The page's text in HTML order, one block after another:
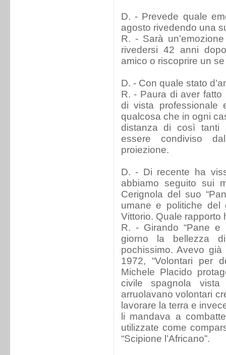
D. - Prevede quale
agosto rivedendo una
R. - Sarà
rivedersi 42 anni
amico o riscoprire un
D. - Con quale stato
R. - Paura di aver
di vista professionale
qualcosa che in ogni
distanza di così tanti
essere condiviso
proiezione.
D. - Di recente ha
abbiamo seguito sui
Cerignola del suo
umane e politiche del
Vittorio. Quale rapporto
R. - Girando “Pane e
giorno la bellezza
pochissimo. Avevo
1972, “Volontari per
Michele Placido
civile spagnola
arruolavano volontari
lavorare la terra e
li mandava a
utilizzate come
“Scipione l’Africano”.